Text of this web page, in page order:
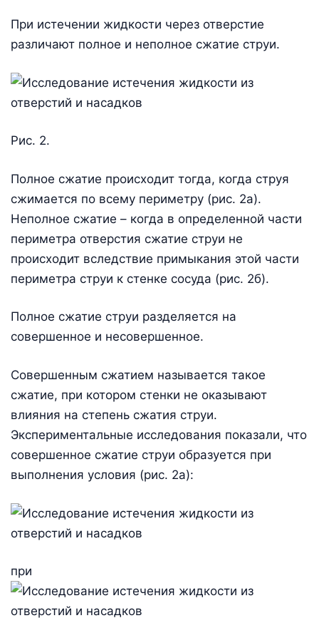
При истечении жидкости через отверстие
различают полное и неполное сжатие струи.
Рис. 2.
Полное сжатие происходит тогда, когда струя
сжимается по всему периметру (рис. 2а).
Неполное сжатие – когда в определенной части
периметра отверстия сжатие струи не
происходит вследствие примыкания этой части
периметра струи к стенке сосуда (рис. 2б).
Полное сжатие струи разделяется на
совершенное и несовершенное.
Совершенным сжатием называется такое
сжатие, при котором стенки не оказывают
влияния на степень сжатия струи.
Экспериментальные исследования показали, что
совершенное сжатие струи образуется при
выполнения условия (рис. 2а):
при